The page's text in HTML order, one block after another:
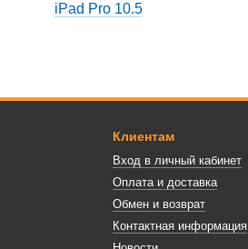
iPad Pro 10.5
Клиентам
Вход в личный кабинет
Оплата и доставка
Обмен и возврат
Контактная информация